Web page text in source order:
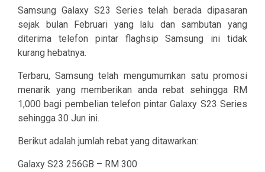
Samsung Galaxy S23 Series telah berada dipasaran
sejak bulan Februari yang lalu dan sambutan yang
diterima telefon pintar flaghsip Samsung ini tidak
kurang hebatnya.
Terbaru, Samsung telah mengumumkan satu promosi
menarik yang memberikan anda rebat sehingga RM
1,000 bagi pembelian telefon pintar Galaxy S23 Series
sehingga 30 Jun ini.
Berikut adalah jumlah rebat yang ditawarkan:
Galaxy S23 256GB – RM 300